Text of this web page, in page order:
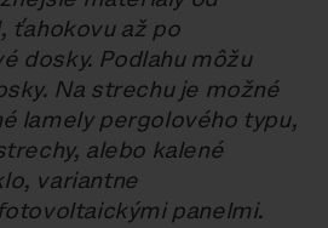
ťahokovu až po
dosky. Podlahu môžu
Na strechu je možné
lamely pergolového typu,
alebo kalené
variantne
panelmi.